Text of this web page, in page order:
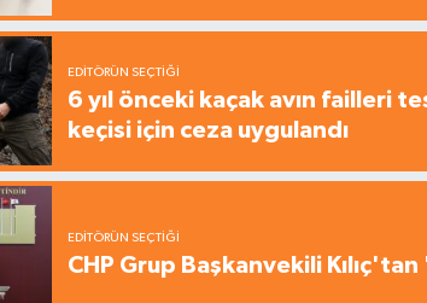
EDITÖRÜN SEÇTIĞI
6 yıl önceki kaçak avın failleri
keçisi için ceza uygulandı
EDITÖRÜN SEÇTIĞI
CHP Grup Başkanvekili